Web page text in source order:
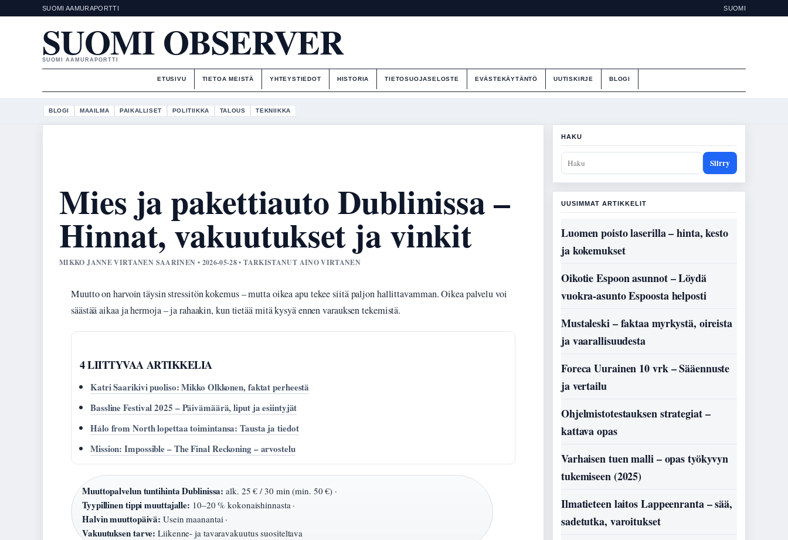
SUOMI AAMURAPORTTI SUOMI
SUOMI OBSERVER
SUOMI AAMURAPORTTI
ETUSIVU TIETOA MEISTÄ YHTEYSTIEDOT HISTORIA TIETOSUOJASELOSTE EVÄSTEKÄYTÄNTÖ UUTISKIRJE BLOGI
BLOGI MAAILMA PAIKALLISET POLITIIKKA TALOUS TEKNIIKKA
Mies ja pakettiauto Dublinissa –
Hinnat, vakuutukset ja vinkit
MIKKO JANNE VIRTANEN SAARINEN • 2026-05-28 • TARKISTANUT AINO VIRTANEN
Muutto on harvoin täysin stressitön kokemus – mutta oikea apu tekee siitä paljon hallittavamman. Oikea palvelu voi
säästää aikaa ja hermoja – ja rahaakin, kun tietää mitä kysyä ennen varauksen tekemistä.
4 LIITTYVAA ARTIKKELIA
Katri Saarikivi puoliso: Mikko Olkkonen, faktat perheestä
Bassline Festival 2025 – Päivämäärä, liput ja esiintyjät
Hálo from North lopettaa toimintansa: Tausta ja tiedot
Mission: Impossible – The Final Reckoning – arvostelu
Muuttopalvelun tuntihinta Dublinissa: alk. 25 € / 30 min (min. 50 €) ·
Tyypillinen tippi muuttajalle: 10–20 % kokonaishinnasta ·
Halvin muuttopäivä: Usein maanantai ·
Vakuutuksen tarve: Liikenne- ja tavaravakuutus suositeltava
HAKU
Siirry
UUSIMMAT ARTIKKELIT
Luomen poisto laserilla – hinta, kesto
ja kokemukset
Oikotie Espoon asunnot – Löydä
vuokra-asunto Espoosta helposti
Mustaleski – faktaa myrkystä, oireista
ja vaarallisuudesta
Foreca Uurainen 10 vrk – Sääennuste
ja vertailu
Ohjelmistotestauksen strategiat –
kattava opas
Varhaisen tuen malli – opas työkyvyn
tukemiseen (2025)
Ilmatieteen laitos Lappeenranta – sää,
sadetutka, varoitukset